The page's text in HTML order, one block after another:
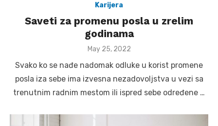
Karijera
Saveti za promenu posla u zrelim
godinama
Posted
May 25, 2022
Svako ko se nađe nadomak odluke u korist promene
posla iza sebe ima izvesna nezadovoljstva u vezi sa
trenutnim radnim mestom ili ispred sebe određene …